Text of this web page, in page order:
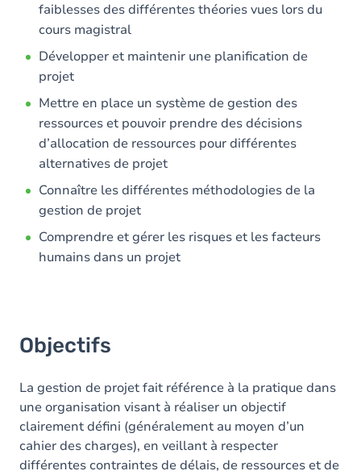
faiblesses des différentes théories vues lors du
cours magistral
Développer et maintenir une planification de
projet
Mettre en place un système de gestion des
ressources et pouvoir prendre des décisions
d’allocation de ressources pour différentes
alternatives de projet
Connaître les différentes méthodologies de la
gestion de projet
Comprendre et gérer les risques et les facteurs
humains dans un projet
Objectifs
La gestion de projet fait référence à la pratique dans
une organisation visant à réaliser un objectif
clairement défini (généralement au moyen d’un
cahier des charges), en veillant à respecter
différentes contraintes de délais, de ressources et de